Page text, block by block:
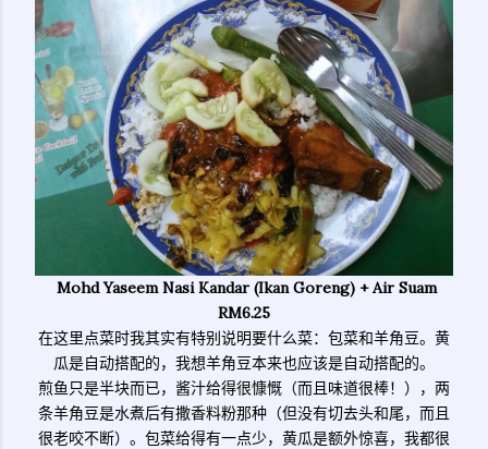
Mohd Yaseem Nasi Kandar (Ikan Goreng) + Air Suam
RM6.25
在这里点菜时我其实有特别说明要什么菜：包菜和羊角豆。黄
瓜是自动搭配的，我想羊角豆本来也应该是自动搭配的。
煎鱼只是半块而已，酱汁给得很慷慨（而且味道很棒！），两
条羊角豆是水煮后有撒香料粉那种（但没有切去头和尾，而且
很老咬不断）。包菜给得有一点少，黄瓜是额外惊喜，我都很